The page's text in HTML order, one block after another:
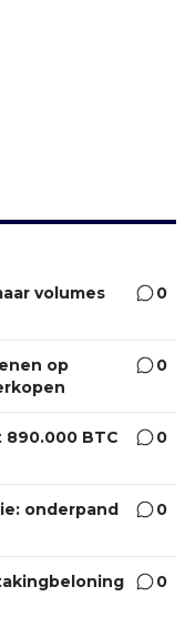
volumes
0
op
0
BTC
0
onderpand
0
0